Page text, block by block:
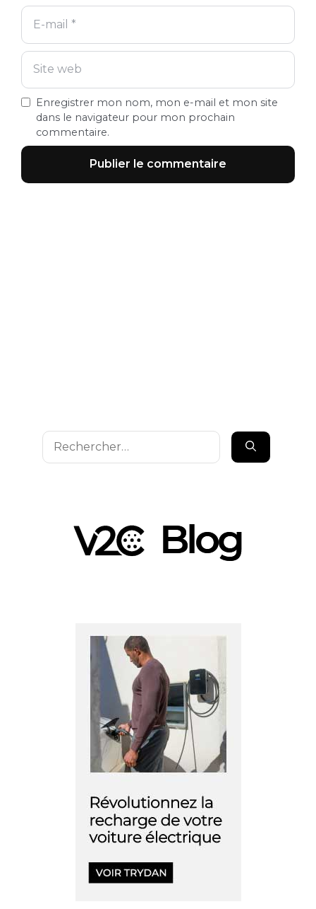
Enregistrer mon nom, mon e-mail et mon site
dans le navigateur pour mon prochain
commentaire.
Rechercher :